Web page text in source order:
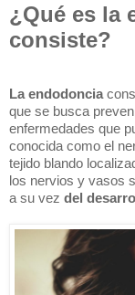
¿Qué es la
consiste?
La endodoncia
que se busca
enfermedades que
conocida como el
tejido blando
los nervios y vasos
a su vez del